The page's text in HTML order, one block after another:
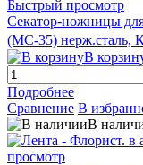
Быстрый просмотр
Секатор-ножницы
(МС-35) нерж.сталь,
В
Подробнее
Сравнение В
В
просмотр